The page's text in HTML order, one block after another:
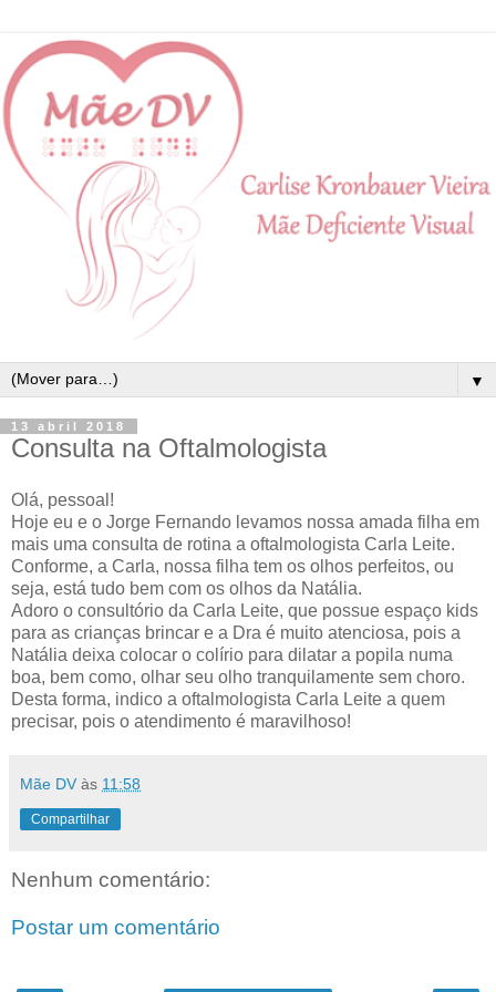
▼
13 abril 2018
Consulta na Oftalmologista
Olá, pessoal!
Hoje eu e o Jorge Fernando levamos nossa amada filha em
mais uma consulta de rotina a oftalmologista Carla Leite.
Conforme, a Carla, nossa filha tem os olhos perfeitos, ou
seja, está tudo bem com os olhos da Natália.
Adoro o consultório da Carla Leite, que possue espaço kids
para as crianças brincar e a Dra é muito atenciosa, pois a
Natália deixa colocar o colírio para dilatar a popila numa
boa, bem como, olhar seu olho tranquilamente sem choro.
Desta forma, indico a oftalmologista Carla Leite a quem
precisar, pois o atendimento é maravilhoso!
Mãe DV às 11:58
Compartilhar
Nenhum comentário:
Postar um comentário